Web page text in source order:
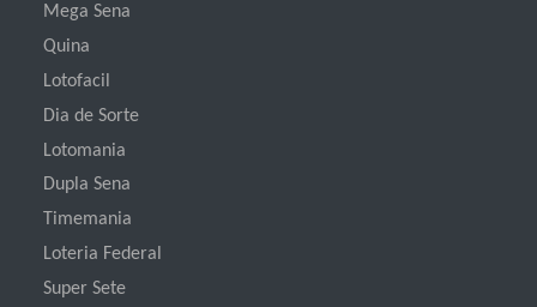
Mega Sena
Quina
Lotofacil
Dia de Sorte
Lotomania
Dupla Sena
Timemania
Loteria Federal
Super Sete